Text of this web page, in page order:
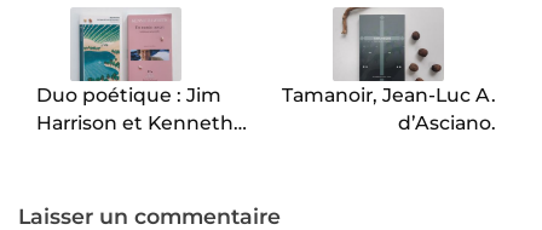
l’article
Duo poétique : Jim
Harrison et Kenneth
Tamanoir, Jean-Luc A.
d’Asciano.
Laisser un commentaire